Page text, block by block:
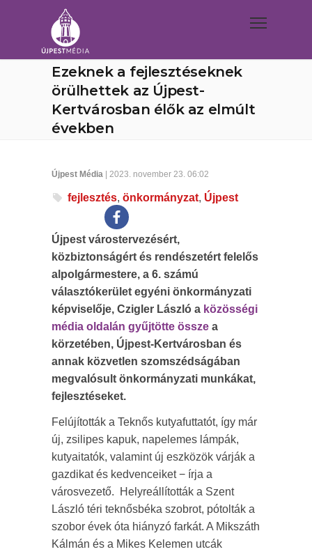
Ezeknek a fejlesztéseknek
örülhettek az Újpest-
Kertvárosban élők az elmúlt
években
Újpest Média | 2023. november 23. 06:02
fejlesztés, önkormányzat, Újpest
Újpest várostervezésért,
közbiztonságért és rendészetért felelős
alpolgármestere, a 6. számú
választókerület egyéni önkormányzati
képviselője, Czigler László a közösségi
média oldalán gyűjtötte össze a
körzetében, Újpest-Kertvárosban és
annak közvetlen szomszédságában
megvalósult önkormányzati munkákat,
fejlesztéseket.
Felújították a Teknős kutyafuttatót, így már
új, zsilipes kapuk, napelemes lámpák,
kutyaitatók, valamint új eszközök várják a
gazdikat és kedvenceiket − írja a
városvezető. Helyreállították a Szent
László téri teknősbéka szobrot, pótolták a
szobor évek óta hiányzó farkát. A Mikszáth
Kálmán és a Mikes Kelemen utcák